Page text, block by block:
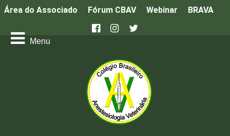
Área do Associado Fórum CBAV Webinar BRAVA